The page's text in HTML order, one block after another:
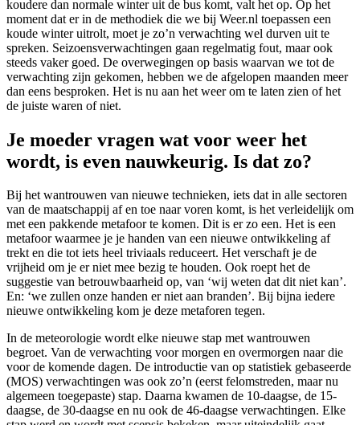
koudere dan normale winter uit de bus komt, valt het op. Op het
moment dat er in de methodiek die we bij Weer.nl toepassen een
koude winter uitrolt, moet je zo’n verwachting wel durven uit te
spreken. Seizoensverwachtingen gaan regelmatig fout, maar ook
steeds vaker goed. De overwegingen op basis waarvan we tot de
verwachting zijn gekomen, hebben we de afgelopen maanden meer
dan eens besproken. Het is nu aan het weer om te laten zien of het
de juiste waren of niet.
Je moeder vragen wat voor weer het
wordt, is even nauwkeurig. Is dat zo?
Bij het wantrouwen van nieuwe technieken, iets dat in alle sectoren
van de maatschappij af en toe naar voren komt, is het verleidelijk om
met een pakkende metafoor te komen. Dit is er zo een. Het is een
metafoor waarmee je je handen van een nieuwe ontwikkeling af
trekt en die tot iets heel triviaals reduceert. Het verschaft je de
vrijheid om je er niet mee bezig te houden. Ook roept het de
suggestie van betrouwbaarheid op, van ‘wij weten dat dit niet kan’.
En: ‘we zullen onze handen er niet aan branden’. Bij bijna iedere
nieuwe ontwikkeling kom je deze metaforen tegen.
In de meteorologie wordt elke nieuwe stap met wantrouwen
begroet. Van de verwachting voor morgen en overmorgen naar die
voor de komende dagen. De introductie van op statistiek gebaseerde
(MOS) verwachtingen was ook zo’n (eerst felomstreden, maar nu
algemeen toegepaste) stap. Daarna kwamen de 10-daagse, de 15-
daagse, de 30-daagse en nu ook de 46-daagse verwachtingen. Elke